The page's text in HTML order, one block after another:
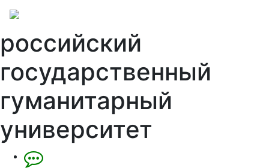
российский
государственный
гуманитарный
университет